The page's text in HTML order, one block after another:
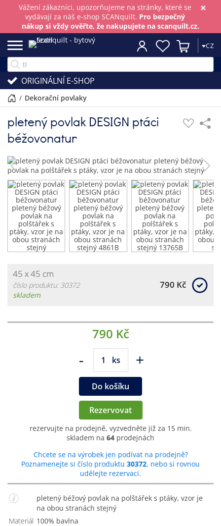
×
Vážení zákazníci, upozorňujeme na stránky, které se
vydávají za náš e-shop SCANquilt. Pro bezpečný
nákup si vždy ověřte, že nakupujete na scanquilt.cz.
CZ
ORIGINÁLNÍ E-SHOP
/ dekorační povlaky
pletený povlak DESIGN ptáci
béžovonatur
45 x 45 cm
číslo produktu: 30372
skladem
790 Kč
790 Kč
- ks +
Do košíku
Rezervovat
rezervujte na prodejně, vyzvedněte již za 15 min.
skladem na 64 prodejnách
Chcete se na výrobek jen podívat na prodejně?
Poznamenejte si číslo produktu 30372, nebo si rovnou
udělejte rezervaci.
pletený béžový povlak na polštářek s ptáky, vzor je
na obou stranách stejný
Materiál
100% bavlna